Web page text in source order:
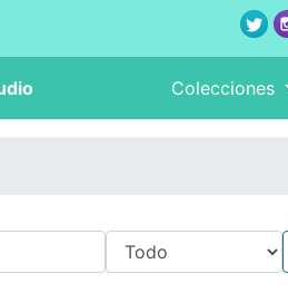
Colecciones